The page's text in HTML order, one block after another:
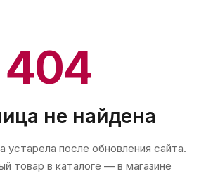
404
не найдена
устарела после обновления сайта.
товар в каталоге — в магазине